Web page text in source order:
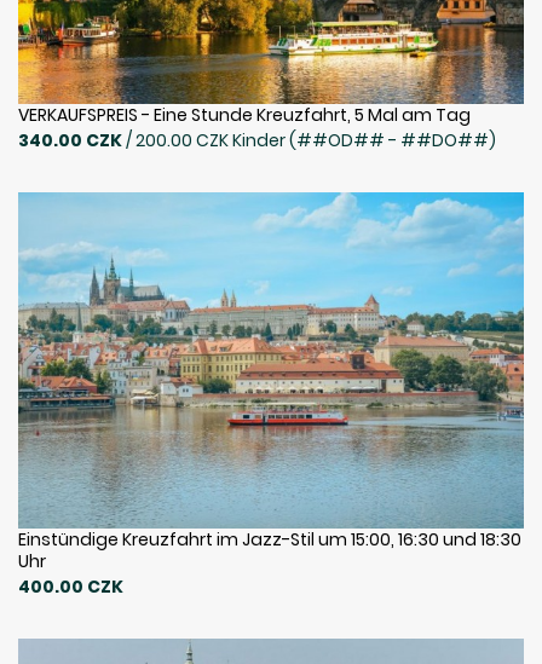
VERKAUFSPREIS - Eine Stunde Kreuzfahrt, 5 Mal am Tag
340.00 CZK/ 200.00 CZK Kinder (##OD## - ##DO##)
Einstündige Kreuzfahrt im Jazz-Stil um 15:00, 16:30 und 18:30
Uhr
400.00 CZK